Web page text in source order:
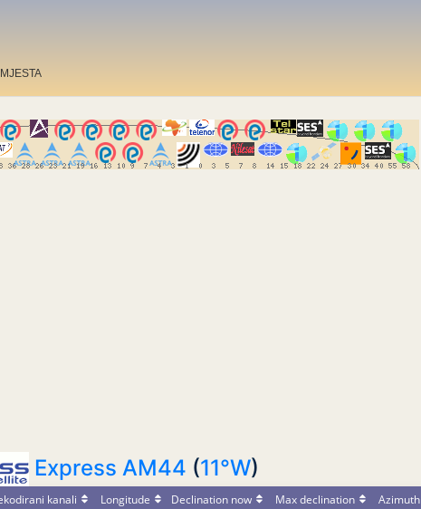
Express AM44 (11°W)
kanali Longitude Declination now Max declination Azimuth